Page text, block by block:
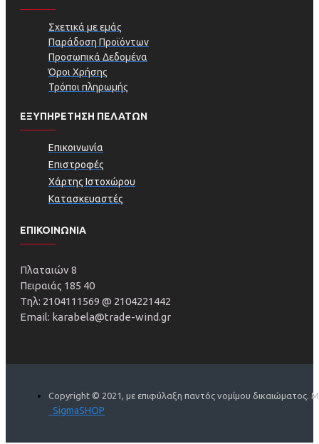
Σχετικά με εμάς
Παράδοση Προϊόντων
Προσωπικά Δεδομένα
Όροι Χρήσης
Τρόποι πληρωμής
ΕΞΥΠΗΡΕΤΗΣΗ ΠΕΛΑΤΩΝ
Επικοινωνία
Επιστροφές
Χάρτης Ιστοχώρου
Κατασκευαστές
ΕΠΙΚΟΙΝΩΝΙΑ
Πλαταιών 8
Πειραιάς 185 40
Τηλ: 2104111569 @ 2104221442
Email: karabela@trade-wind.gr
Copyright © 2021, με επιφύλαξη παντός νομίμου δικαιώματος.
SigmaSHOP